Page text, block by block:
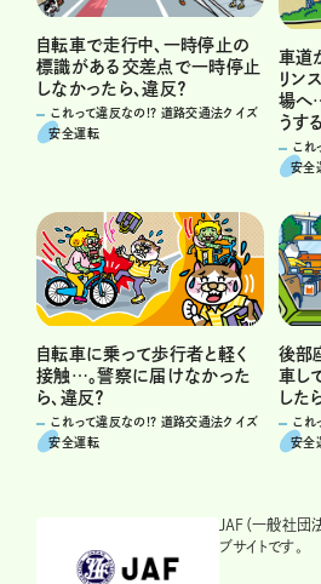
自転車で走行中、一時停止の
標識がある交差点で一時停止
しなかったら、違反？
これって違反なの!? 道路交通法クイズ
安全運転
車道
リン
場へ
うす
これ
安全
自転車に乗って歩行者と軽く
接触…。警察に届けなかった
ら、違反？
これって違反なの!? 道路交通法クイズ
安全運転
後部
車し
した
これ
安全
JAF（一般社団
ブサイトです。